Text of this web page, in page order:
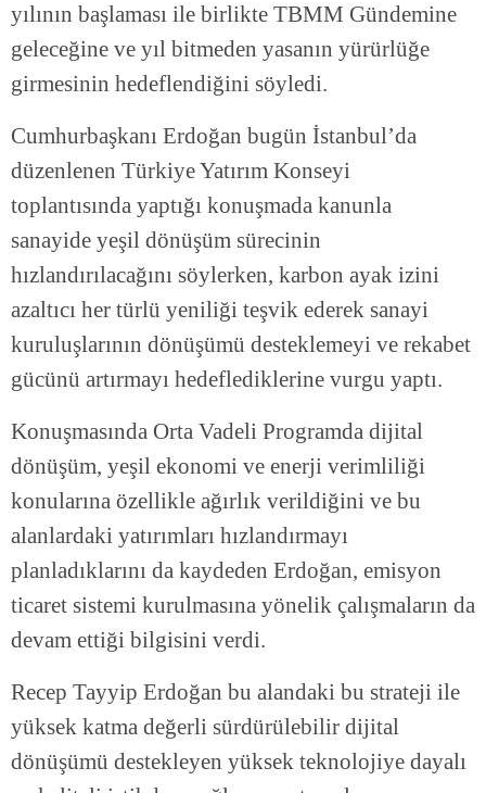
yılının başlaması ile birlikte TBMM Gündemine
geleceğine ve yıl bitmeden yasanın yürürlüğe
girmesinin hedeflendiğini söyledi.
Cumhurbaşkanı Erdoğan bugün İstanbul’da
düzenlenen Türkiye Yatırım Konseyi
toplantısında yaptığı konuşmada kanunla
sanayide yeşil dönüşüm sürecinin
hızlandırılacağını söylerken, karbon ayak izini
azaltıcı her türlü yeniliği teşvik ederek sanayi
kuruluşlarının dönüşümü desteklemeyi ve rekabet
gücünü artırmayı hedeflediklerine vurgu yaptı.
Konuşmasında Orta Vadeli Programda dijital
dönüşüm, yeşil ekonomi ve enerji verimliliği
konularına özellikle ağırlık verildiğini ve bu
alanlardaki yatırımları hızlandırmayı
planladıklarını da kaydeden Erdoğan, emisyon
ticaret sistemi kurulmasına yönelik çalışmaların da
devam ettiği bilgisini verdi.
Recep Tayyip Erdoğan bu alandaki bu strateji ile
yüksek katma değerli sürdürülebilir dijital
dönüşümü destekleyen yüksek teknolojiye dayalı